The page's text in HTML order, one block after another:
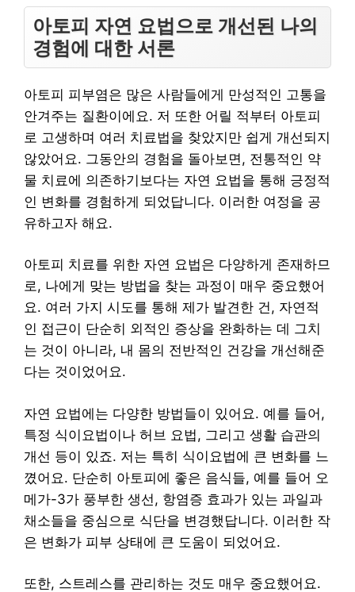
아토피 자연 요법으로 개선된 나의
경험에 대한 서론
아토피 피부염은 많은 사람들에게 만성적인 고통을
안겨주는 질환이에요. 저 또한 어릴 적부터 아토피
로 고생하며 여러 치료법을 찾았지만 쉽게 개선되지
않았어요. 그동안의 경험을 돌아보면, 전통적인 약
물 치료에 의존하기보다는 자연 요법을 통해 긍정적
인 변화를 경험하게 되었답니다. 이러한 여정을 공
유하고자 해요.
아토피 치료를 위한 자연 요법은 다양하게 존재하므
로, 나에게 맞는 방법을 찾는 과정이 매우 중요했어
요. 여러 가지 시도를 통해 제가 발견한 건, 자연적
인 접근이 단순히 외적인 증상을 완화하는 데 그치
는 것이 아니라, 내 몸의 전반적인 건강을 개선해준
다는 것이었어요.
자연 요법에는 다양한 방법들이 있어요. 예를 들어,
특정 식이요법이나 허브 요법, 그리고 생활 습관의
개선 등이 있죠. 저는 특히 식이요법에 큰 변화를 느
꼈어요. 단순히 아토피에 좋은 음식들, 예를 들어 오
메가-3가 풍부한 생선, 항염증 효과가 있는 과일과
채소들을 중심으로 식단을 변경했답니다. 이러한 작
은 변화가 피부 상태에 큰 도움이 되었어요.
또한, 스트레스를 관리하는 것도 매우 중요했어요.